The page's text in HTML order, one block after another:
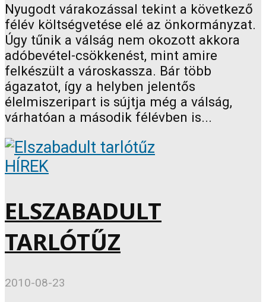
Nyugodt várakozással tekint a következő
félév költségvetése elé az önkormányzat.
Úgy tűnik a válság nem okozott akkora
adóbevétel-csökkenést, mint amire
felkészült a városkassza. Bár több
ágazatot, így a helyben jelentős
élelmiszeripart is sújtja még a válság,
várhatóan a második félévben is...
HÍREK
ELSZABADULT
TARLÓTŰZ
2010-08-23